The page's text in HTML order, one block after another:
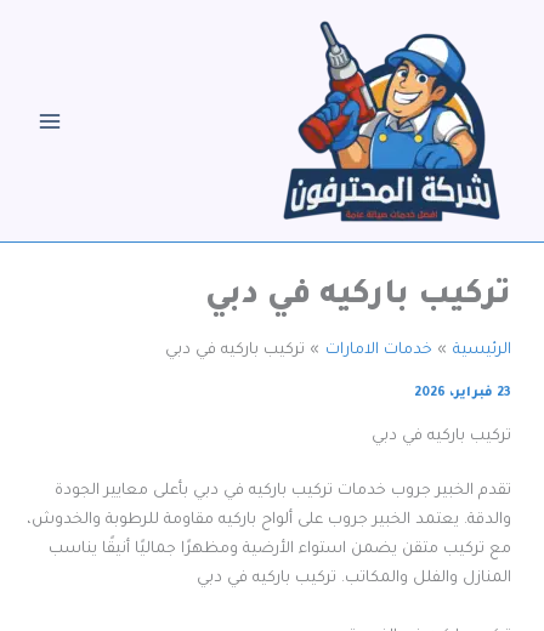
تركيب باركيه في دبي
الرئيسية خدمات الامارات تركيب باركيه في دبي
23 فبراير، 2026
تركيب باركيه في دبي
تقدم الخبير جروب خدمات تركيب باركيه في دبي بأعلى معايير الجودة
والدقة. يعتمد الخبير جروب على ألواح باركيه مقاومة للرطوبة والخدوش،
مع تركيب متقن يضمن استواء الأرضية ومظهرًا جماليًا أنيقًا يناسب
المنازل والفلل والمكاتب. تركيب باركيه في دبي